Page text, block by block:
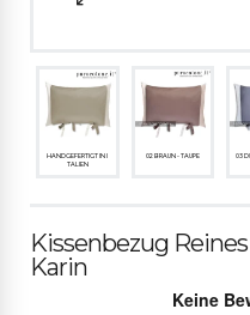
HANDGEFERTIGT IN I
TALIEN
02 BRAUN - TAUPE
03
Kissenbezug
Karin